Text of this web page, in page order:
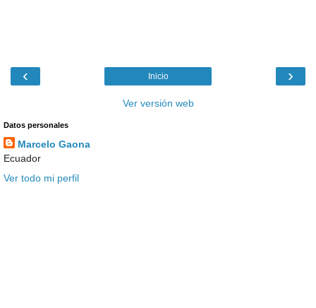
‹ ›
Inicio
Ver versión web
Datos personales
Marcelo Gaona
Ecuador
Ver todo mi perfil